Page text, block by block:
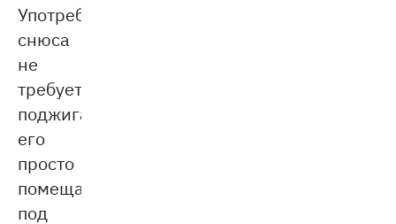
Употребление
снюса
не
требует
поджигания:
его
просто
помещают
под